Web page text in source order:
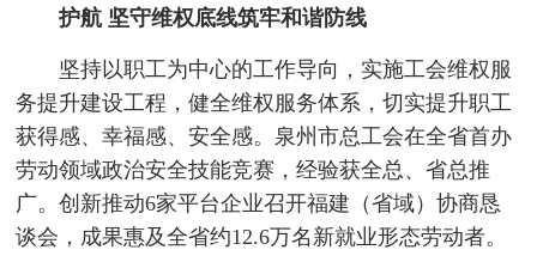
护航 坚守维权底线筑牢和谐防线
坚持以职工为中心的工作导向，实施工会维权服
务提升建设工程，健全维权服务体系，切实提升职工
获得感、幸福感、安全感。泉州市总工会在全省首办
劳动领域政治安全技能竞赛，经验获全总、省总推
广。创新推动6家平台企业召开福建（省域）协商恳
谈会，成果惠及全省约12.6万名新就业形态劳动者。